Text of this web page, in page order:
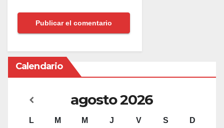
Calendario
agosto2026
L M M J V S
D